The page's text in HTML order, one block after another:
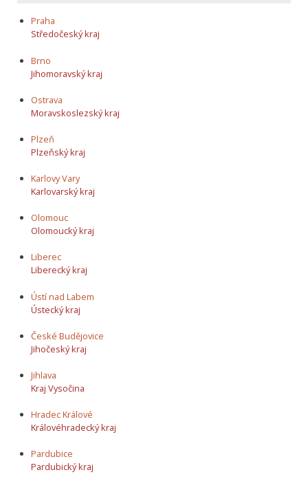
Praha
Středočeský kraj
Brno
Jihomoravský kraj
Ostrava
Moravskoslezský kraj
Plzeň
Plzeňský kraj
Karlovy Vary
Karlovarský kraj
Olomouc
Olomoucký kraj
Liberec
Liberecký kraj
Ústí nad Labem
Ústecký kraj
České Budějovice
Jihočeský kraj
Jihlava
Kraj Vysočina
Hradec Králové
Královéhradecký kraj
Pardubice
Pardubický kraj